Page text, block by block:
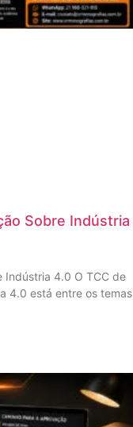
Sobre Indústria
Indústria 4.0 O TCC de
4.0 está entre os temas